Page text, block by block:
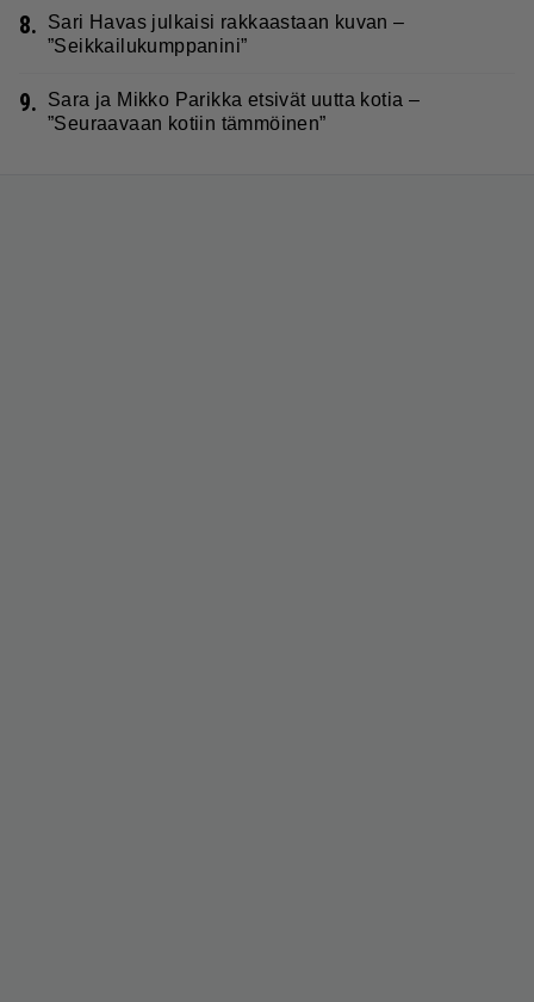
8.
Sari Havas julkaisi rakkaastaan kuvan –
”Seikkailukumppanini”
9.
Sara ja Mikko Parikka etsivät uutta kotia –
”Seuraavaan kotiin tämmöinen”